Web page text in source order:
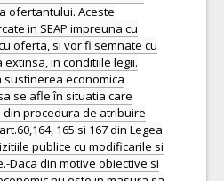
ofertantului. Aceste
in SEAP impreuna cu
oferta, si vor fi semnate cu
in conditiile legii.
economica
se afle în situatia care
procedura de atribuire
165 si 167 din Legea
publice cu modificarile si
Daca din motive obiective si